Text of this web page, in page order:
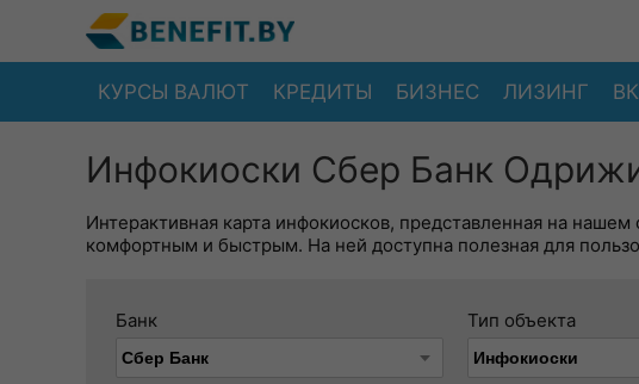
КУРСЫ ВАЛЮТ КРЕДИТЫ БИЗНЕС ЛИЗИНГ
Инфокиоски Сбер Банк
Интерактивная карта инфокиосков, представленная на
комфортным и быстрым. На ней доступна полезная для
Банк Тип объекта